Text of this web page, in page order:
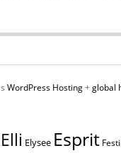
WordPress Hosting+global
Elli Elysee Esprit